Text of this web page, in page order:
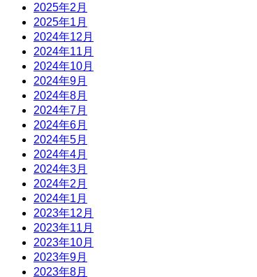
2025年2月
2025年1月
2024年12月
2024年11月
2024年10月
2024年9月
2024年8月
2024年7月
2024年6月
2024年5月
2024年4月
2024年3月
2024年2月
2024年1月
2023年12月
2023年11月
2023年10月
2023年9月
2023年8月